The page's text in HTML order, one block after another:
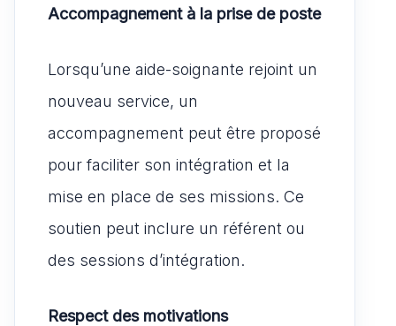
Accompagnement à la prise de poste
Lorsqu’une aide-soignante rejoint un
nouveau service, un
accompagnement peut être proposé
pour faciliter son intégration et la
mise en place de ses missions. Ce
soutien peut inclure un référent ou
des sessions d’intégration.
Respect des motivations